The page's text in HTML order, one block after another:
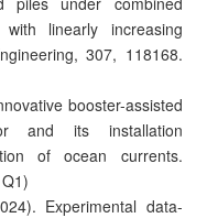
linearly increasing
307, 118168.
booster-assisted
and its installation
of ocean currents.
Experimental data-